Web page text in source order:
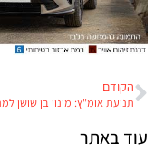
הקודם
עוד באתר